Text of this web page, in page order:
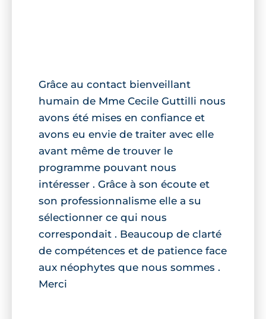
Grâce au contact bienveillant
humain de Mme Cecile Guttilli nous
avons été mises en confiance et
avons eu envie de traiter avec elle
avant même de trouver le
programme pouvant nous
intéresser . Grâce à son écoute et
son professionnalisme elle a su
sélectionner ce qui nous
correspondait . Beaucoup de clarté
de compétences et de patience face
aux néophytes que nous sommes .
Merci